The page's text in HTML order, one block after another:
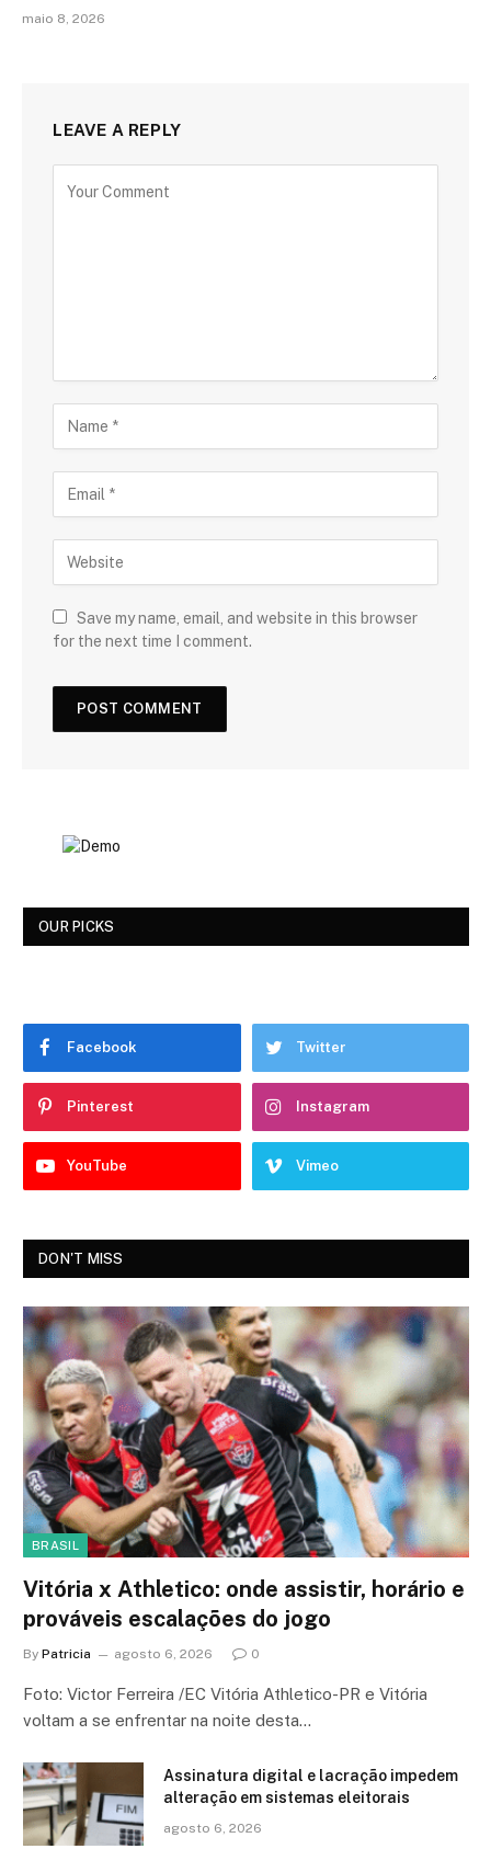
maio 8, 2026
LEAVE A REPLY
Save my name, email, and website in this browser
for the next time I comment.
OUR PICKS
Facebook Twitter
Pinterest Instagram
YouTube Vimeo
DON'T MISS
BRASIL
Vitória x Athletico: onde assistir, horário e
prováveis escalações do jogo
By Patricia agosto 6, 2026 0
Foto: Victor Ferreira /EC Vitória Athletico-PR e Vitória
voltam a se enfrentar na noite desta…
Assinatura digital e lacração impedem
alteração em sistemas eleitorais
agosto 6, 2026